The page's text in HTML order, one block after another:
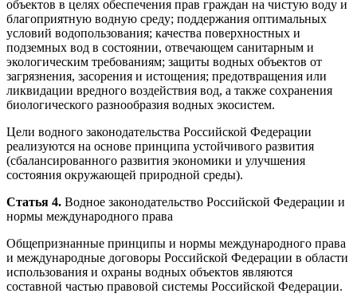
объектов в целях обеспечения прав граждан на чистую воду и
благоприятную водную среду; поддержания оптимальных
условий водопользования; качества поверхностных и
подземных вод в состоянии, отвечающем санитарным и
экологическим требованиям; защиты водных объектов от
загрязнения, засорения и истощения; предотвращения или
ликвидации вредного воздействия вод, а также сохранения
биологического разнообразия водных экосистем.
Цели водного законодательства Российской Федерации
реализуются на основе принципа устойчивого развития
(сбалансированного развития экономики и улучшения
состояния окружающей природной среды).
Статья 4. Водное законодательство Российской Федерации и
нормы международного права
Общепризнанные принципы и нормы международного права
и международные договоры Российской Федерации в области
использования и охраны водных объектов являются
составной частью правовой системы Российской Федерации.